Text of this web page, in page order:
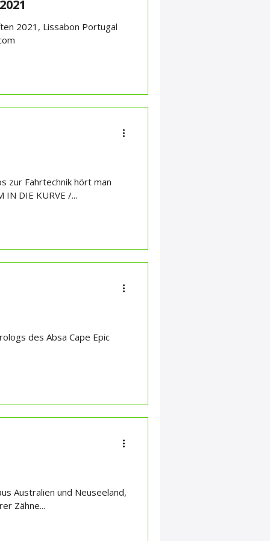
2021, Lissabon Portugal
zur Fahrtechnik hört man
IN DIE KURVE /...
des Absa Cape Epic
Australien und Neuseeland,
Zähne...